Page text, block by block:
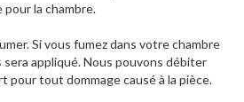
la chambre.
Si vous fumez dans votre chambre
sera appliqué. Nous pouvons débiter
pour tout dommage causé à la pièce.